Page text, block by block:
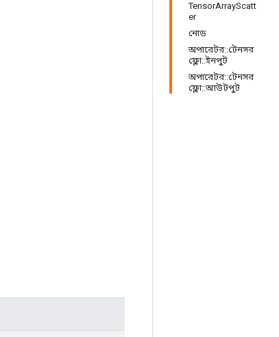
TensorArrayScatt
er
নোড
অপারেটর::টেনসর
ফ্লো::ইনপুট
অপারেটর::টেনসর
ফ্লো::আউটপুট